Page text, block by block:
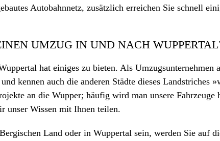
Autobahnnetz, zusätzlich erreichen Sie schnell
UMZUG IN UND NACH
hat einiges zu bieten. Als Umzugsunternehmen
kennen auch die anderen Städte dieses Landstriches
an die Wupper; häufig wird man unsere
unser Wissen mit Ihnen teilen.
Land oder in Wuppertal sein, werden Sie auf